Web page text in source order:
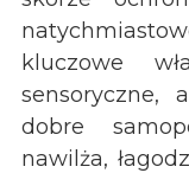
kluczowe
sensoryczne,
dobre
nawilża,